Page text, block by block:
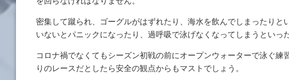
密集して蹴られ、ゴーグルがはずれたり、海水を飲んでしまったりと
いないとパニックになったり、過呼吸で泳げなくなってしまうといっ
コロナ禍でなくてもシーズン初戦の前にオープンウォーターで泳ぐ練
りのレースだとしたら安全の観点からもマストでしょう。